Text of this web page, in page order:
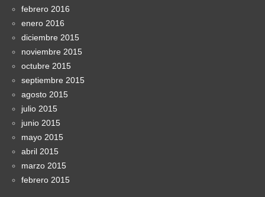
febrero 2016
enero 2016
diciembre 2015
noviembre 2015
octubre 2015
septiembre 2015
agosto 2015
julio 2015
junio 2015
mayo 2015
abril 2015
marzo 2015
febrero 2015